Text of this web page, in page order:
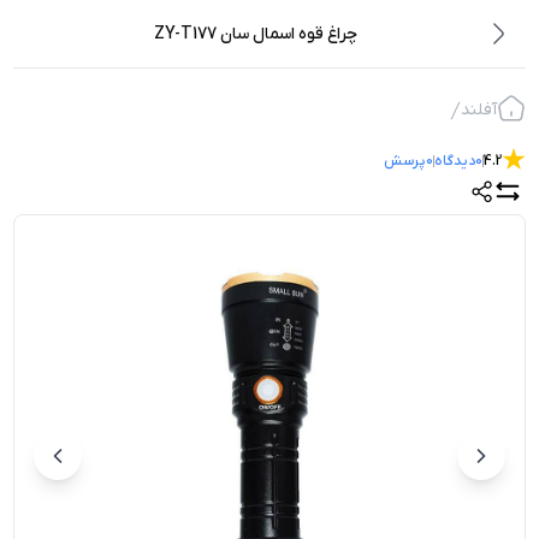
چراغ قوه اسمال سان ZY-T177
آفلند
4.2
0دیدگاه0پرسش